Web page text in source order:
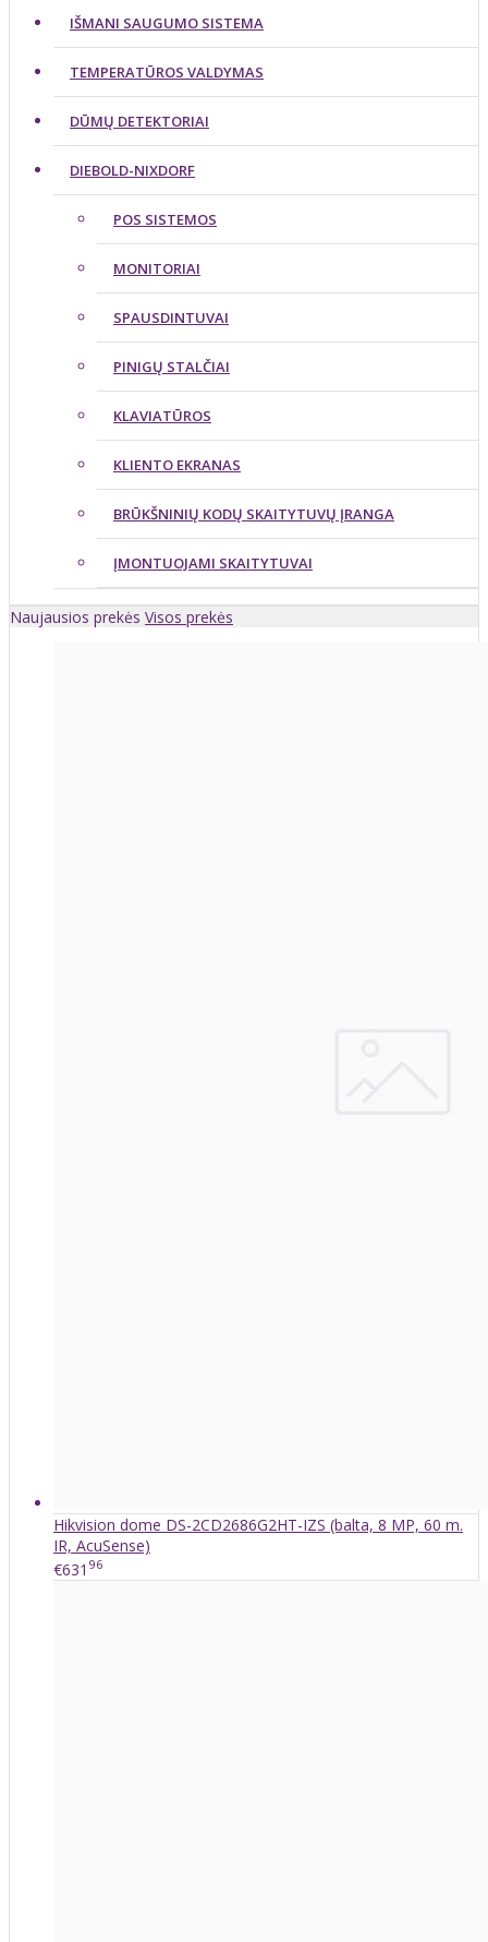
IŠMANI SAUGUMO SISTEMA
TEMPERATŪROS VALDYMAS
DŪMŲ DETEKTORIAI
DIEBOLD-NIXDORF
POS SISTEMOS
MONITORIAI
SPAUSDINTUVAI
PINIGŲ STALČIAI
KLAVIATŪROS
KLIENTO EKRANAS
BRŪKŠNINIŲ KODŲ SKAITYTUVŲ ĮRANGA
ĮMONTUOJAMI SKAITYTUVAI
Naujausios prekės Visos prekės
Hikvision dome DS-2CD2686G2HT-IZS (balta, 8 MP, 60 m.
IR, AcuSense)
€631 96